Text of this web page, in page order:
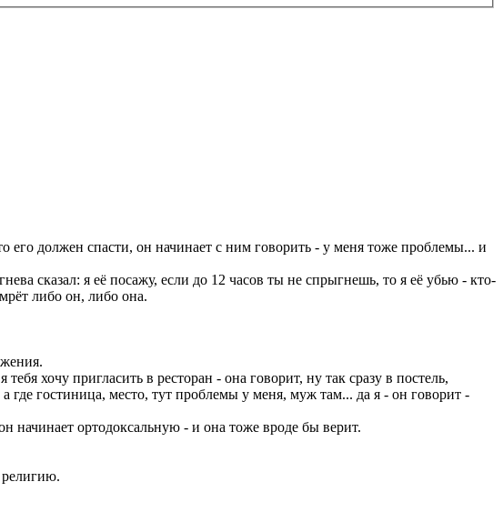
его должен спасти, он начинает с ним говорить - у меня тоже проблемы... и
сказал: я её посажу, если до 12 часов ты не спрыгнешь, то я её убью - кто-
либо он, либо она.
хочу пригласить в ресторан - она говорит, ну так сразу в постель,
где гостиница, место, тут проблемы у меня, муж там... да я - он говорит -
ортодоксальную - и она тоже вроде бы верит.
религию.